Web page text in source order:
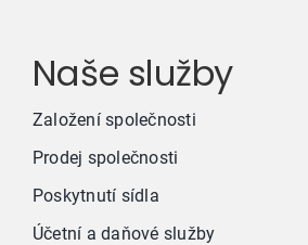
Naše služby
Založení společnosti
Prodej společnosti
Poskytnutí sídla
Účetní a daňové služby